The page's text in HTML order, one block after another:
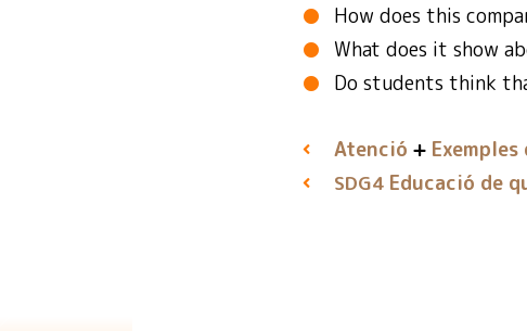
How does this
What does it show
Do students think
Atenció
SDG4 Educació de